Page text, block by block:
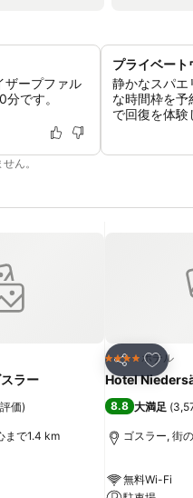
ザープファル
です。
プライベー
静かなスパエ
な時間枠を
で回復を体験
ん。
追加
ラー
価)
まで1.4 km
シェア
お気に
4 ホテルのランク
ホテル
Hotel
8.8 大満足 (
ゴスラー, 街
無料Wi-Fi